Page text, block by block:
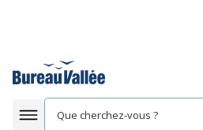
Afficher la navigation